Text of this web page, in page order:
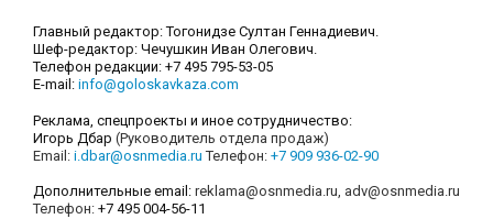
Главный редактор: Тогонидзе Султан Геннадиевич.
Шеф-редактор: Чечушкин Иван Олегович.
Телефон редакции: +7 495 795-53-05
E-mail: info@goloskavkaza.com
Реклама, спецпроекты и иное сотрудничество:
Игорь Дбар (Руководитель отдела продаж)
Email: i.dbar@osnmedia.ru Телефон: +7 909 936-02-90
Дополнительные email: reklama@osnmedia.ru, adv@osnmedia.ru
Телефон: +7 495 004-56-11